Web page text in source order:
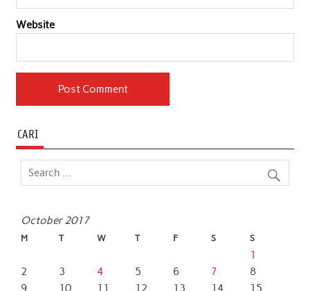
Website
CARI
October 2017
M T W T F S S
1
2
3 4 5 6 7
8
9
10 11 12 13 14 15